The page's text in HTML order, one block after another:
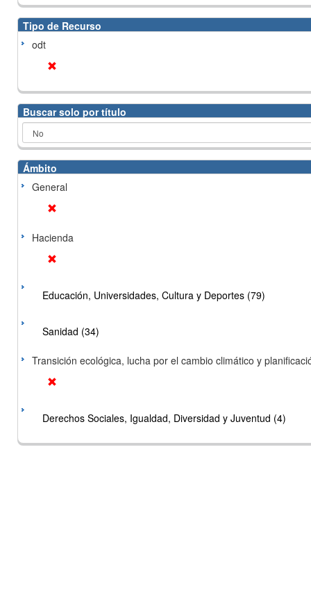
Tipo de Recurso
odt
Buscar solo por título
Ámbito
General
Hacienda
Educación, Universidades, Cultura y Deportes (79)
Sanidad (34)
Transición ecológica, lucha por el cambio climático y
Derechos Sociales, Igualdad, Diversidad y Juventud (4)